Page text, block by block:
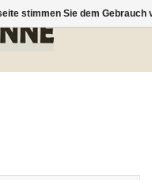
stimmen Sie dem